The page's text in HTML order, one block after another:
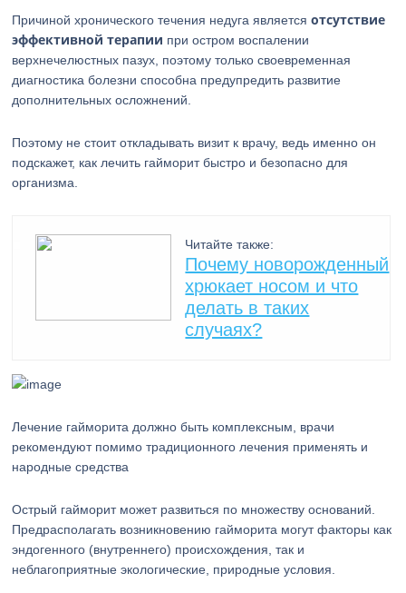
Причиной хронического течения недуга являетсяотсутствие
эффективной терапии при остром воспалении
верхнечелюстных пазух, поэтому только своевременная
диагностика болезни способна предупредить развитие
дополнительных осложнений.
Поэтому не стоит откладывать визит к врачу, ведь именно он
подскажет, как лечить гайморит быстро и безопасно для
организма.
Читайте также:
Почему новорожденный
хрюкает носом и что
делать в таких
случаях?
Лечение гайморита должно быть комплексным, врачи
рекомендуют помимо традиционного лечения применять и
народные средства
Острый гайморит может развиться по множеству оснований.
Предрасполагать возникновению гайморита могут факторы как
эндогенного (внутреннего) происхождения, так и
неблагоприятные экологические, природные условия.